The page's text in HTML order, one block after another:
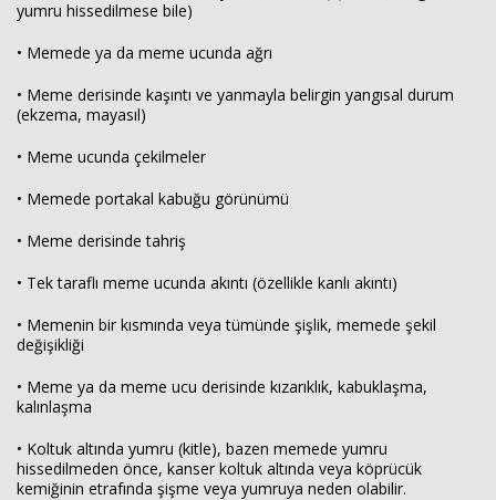
yumru hissedilmese bile)
• Memede ya da meme ucunda ağrı
• Meme derisinde kaşıntı ve yanmayla belirgin yangısal durum
(ekzema, mayasıl)
• Meme ucunda çekilmeler
• Memede portakal kabuğu görünümü
• Meme derisinde tahriş
• Tek taraflı meme ucunda akıntı (özellikle kanlı akıntı)
• Memenin bir kısmında veya tümünde şişlik, memede şekil
değişikliği
• Meme ya da meme ucu derisinde kızarıklık, kabuklaşma,
kalınlaşma
• Koltuk altında yumru (kitle), bazen memede yumru
hissedilmeden önce, kanser koltuk altında veya köprücük
kemiğinin etrafında şişme veya yumruya neden olabilir.